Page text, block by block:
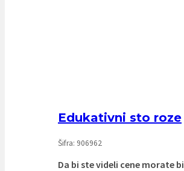
Edukativni sto roze
Šifra: 906962
Da bi ste videli cene morate